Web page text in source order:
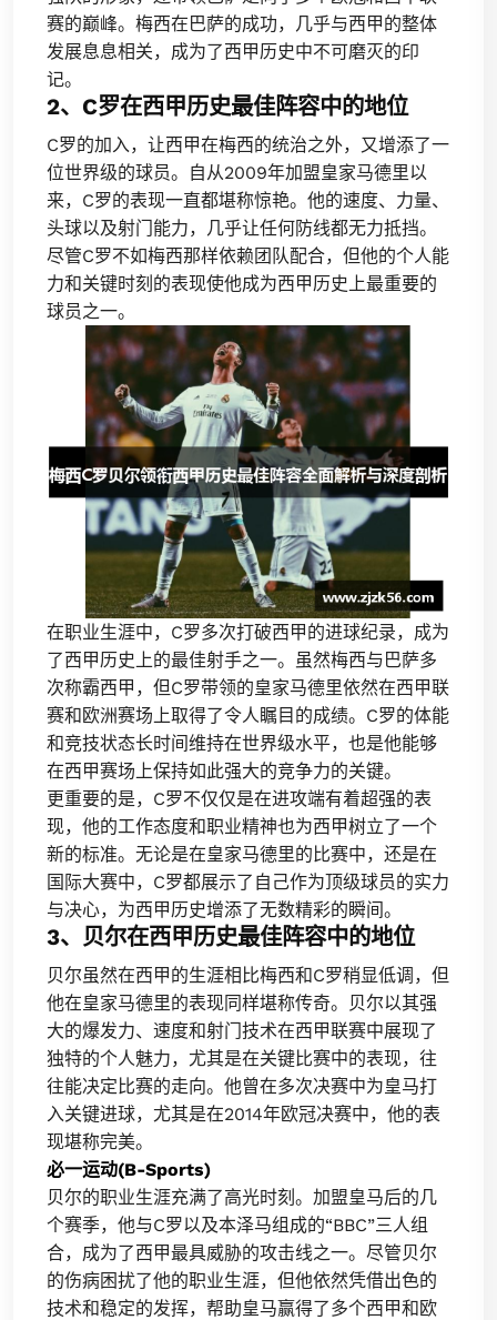
赛的巅峰。梅西在巴萨的成功，几乎与西甲的整体
发展息息相关，成为了西甲历史中不可磨灭的印
记。
2、C罗在西甲历史最佳阵容中的地位
C罗的加入，让西甲在梅西的统治之外，又增添了一
位世界级的球员。自从2009年加盟皇家马德里以
来，C罗的表现一直都堪称惊艳。他的速度、力量、
头球以及射门能力，几乎让任何防线都无力抵挡。
尽管C罗不如梅西那样依赖团队配合，但他的个人能
力和关键时刻的表现使他成为西甲历史上最重要的
球员之一。
在职业生涯中，C罗多次打破西甲的进球纪录，成为
了西甲历史上的最佳射手之一。虽然梅西与巴萨多
次称霸西甲，但C罗带领的皇家马德里依然在西甲联
赛和欧洲赛场上取得了令人瞩目的成绩。C罗的体能
和竞技状态长时间维持在世界级水平，也是他能够
在西甲赛场上保持如此强大的竞争力的关键。
更重要的是，C罗不仅仅是在进攻端有着超强的表
现，他的工作态度和职业精神也为西甲树立了一个
新的标准。无论是在皇家马德里的比赛中，还是在
国际大赛中，C罗都展示了自己作为顶级球员的实力
与决心，为西甲历史增添了无数精彩的瞬间。
3、贝尔在西甲历史最佳阵容中的地位
贝尔虽然在西甲的生涯相比梅西和C罗稍显低调，但
他在皇家马德里的表现同样堪称传奇。贝尔以其强
大的爆发力、速度和射门技术在西甲联赛中展现了
独特的个人魅力，尤其是在关键比赛中的表现，往
往能决定比赛的走向。他曾在多次决赛中为皇马打
入关键进球，尤其是在2014年欧冠决赛中，他的表
现堪称完美。
必一运动(B-Sports)
贝尔的职业生涯充满了高光时刻。加盟皇马后的几
个赛季，他与C罗以及本泽马组成的“BBC”三人组
合，成为了西甲最具威胁的攻击线之一。尽管贝尔
的伤病困扰了他的职业生涯，但他依然凭借出色的
技术和稳定的发挥，帮助皇马赢得了多个西甲和欧